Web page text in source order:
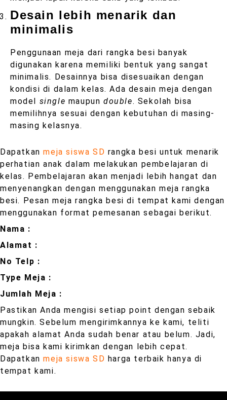
Desain lebih menarik dan
minimalis
Penggunaan meja dari rangka besi banyak
digunakan karena memiliki bentuk yang sangat
minimalis. Desainnya bisa disesuaikan dengan
kondisi di dalam kelas. Ada desain meja dengan
model single maupundouble. Sekolah bisa
memilihnya sesuai dengan kebutuhan di masing-
masing kelasnya.
Dapatkanmeja siswa SD rangka besi untuk menarik
perhatian anak dalam melakukan pembelajaran di
kelas. Pembelajaran akan menjadi lebih hangat dan
menyenangkan dengan menggunakan meja rangka
besi. Pesan meja rangka besi di tempat kami dengan
menggunakan format pemesanan sebagai berikut.
Nama :
Alamat :
No Telp :
Type Meja :
Jumlah Meja :
Pastikan Anda mengisi setiap point dengan sebaik
mungkin. Sebelum mengirimkannya ke kami, teliti
apakah alamat Anda sudah benar atau belum. Jadi,
meja bisa kami kirimkan dengan lebih cepat.
Dapatkanmeja siswa SD harga terbaik hanya di
tempat kami.